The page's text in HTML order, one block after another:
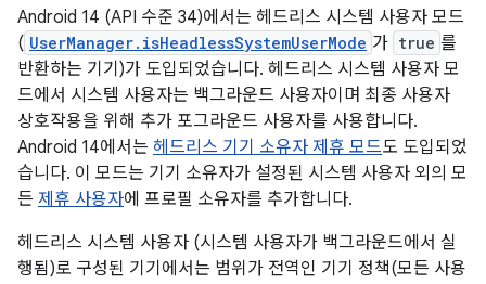
Android 14 (API 수준 34)에서는 헤드리스 시스템 사용자 모드
( UserManager.isHeadlessSystemUserMode 가 true 를
반환하는 기기)가 도입되었습니다. 헤드리스 시스템 사용자 모
드에서 시스템 사용자는 백그라운드 사용자이며 최종 사용자
상호작용을 위해 추가 포그라운드 사용자를 사용합니다.
Android 14에서는 헤드리스 기기 소유자 제휴 모드도 도입되었
습니다. 이 모드는 기기 소유자가 설정된 시스템 사용자 외의 모
든 제휴 사용자에 프로필 소유자를 추가합니다.
헤드리스 시스템 사용자 (시스템 사용자가 백그라운드에서 실
행됨)로 구성된 기기에서는 범위가 전역인 기기 정책(모든 사용